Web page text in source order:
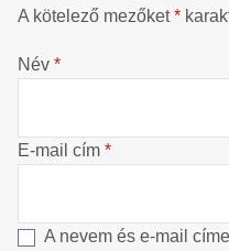
A kötelező mezőket*
Név *
E-mail cím *
A nevem és e-mail